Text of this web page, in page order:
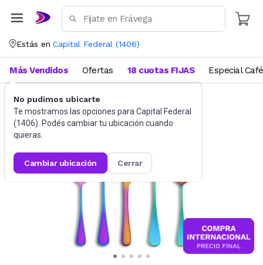
Estás en Capital Federal (1406)
No pudimos ubicarte
Te mostramos las opciones para Capital Federal
(1406). Podés cambiar tu ubicación cuando
quieras.
cambiar ubicación cerrar
Más Vendidos Ofertas 18 cuotas FIJAS Especial Café
Cubiertos Sets de cubiertos